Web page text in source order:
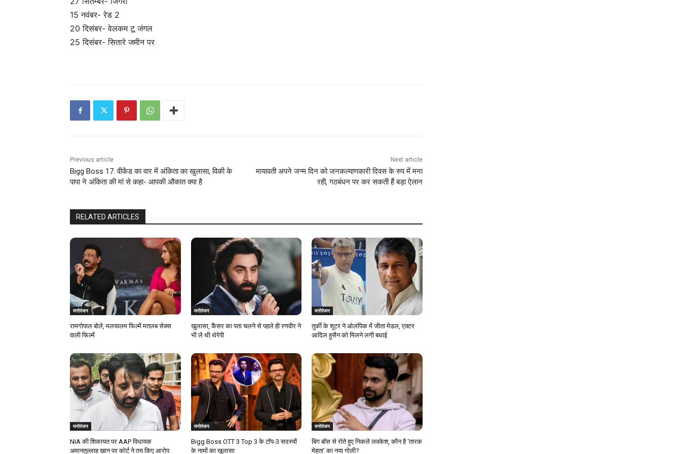
15 नवंबर- रेड 2
20 दिसंबर- वेलकम टू जंगल
25 दिसंबर- सितारे जमीन पर
Previous article
Bigg Boss 17: वीकेंड का वार में अंकिता का खुलासा, विकी के
पापा ने अंकिता की मां से कहा- आपकी औकात क्या है
Next article
मायावती अपने जन्‍म दिन को जनकल्‍याणकारी दिवस के रुप में मना
रही, गठबंधन पर कर सकती हैं बड़ा ऐलान
RELATED ARTICLES
मनोरंजन
रामगोपाल बोले, मलयालम फिल्में मतलब सेक्स
वाली फिल्में
मनोरंजन
खुलासा, कैंसर का पता चलने से पहले ही रणवीर ने
भी ले थी थेरेपी
मनोरंजन
तुर्की के शूटर ने ओलंपिक में जीता मेडल, एक्टर
आदिल हुसैन को मिलने लगी बधाई
मनोरंजन
NIA की शिकायत पर AAP विधायक
अमानतुल्लाह खान पर कोर्ट ने तय किए आरोप
मनोरंजन
Bigg Boss OTT 3 Top 3 के टॉप-3 सदस्यों
के नामों का खुलासा
मनोरंजन
बिग बॉस से रोते हुए निकले लवकेश, कौन है ‘तारक
मेहता’ का नया गोली?